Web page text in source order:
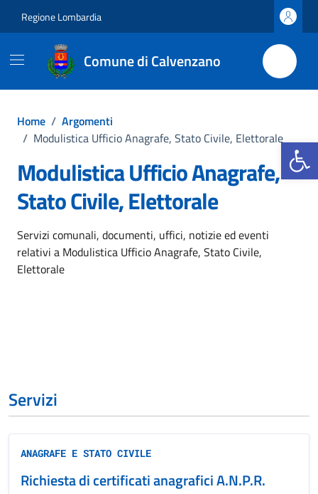
Apri la
Regione Lombardia
Comune di Calvenzano
Home / Argomenti
/ Modulistica Ufficio Anagrafe, Stato Civile, Elettorale
Modulistica Ufficio Anagrafe,
Stato Civile, Elettorale
Dettagli dell'argomento
Servizi comunali, documenti, uffici, notizie ed eventi
relativi a Modulistica Ufficio Anagrafe, Stato Civile,
Elettorale
Servizi
ANAGRAFE E STATO CIVILE
Richiesta di certificati anagrafici A.N.P.R.